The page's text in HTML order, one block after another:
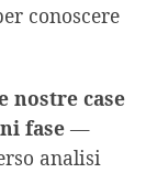
conoscere
nostre case
fase —
analisi